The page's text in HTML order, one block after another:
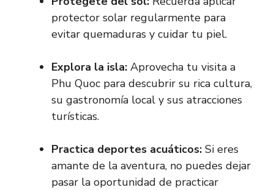
protector solar regularmente para
evitar quemaduras y cuidar tu piel.
Explora la isla: Aprovecha tu visita a
Phu Quoc para descubrir su rica cultura,
su gastronomía local y sus atracciones
turísticas.
Practica deportes acuáticos: Si eres
amante de la aventura, no puedes dejar
pasar la oportunidad de practicar